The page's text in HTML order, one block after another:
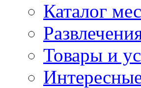
Каталог
Товары и